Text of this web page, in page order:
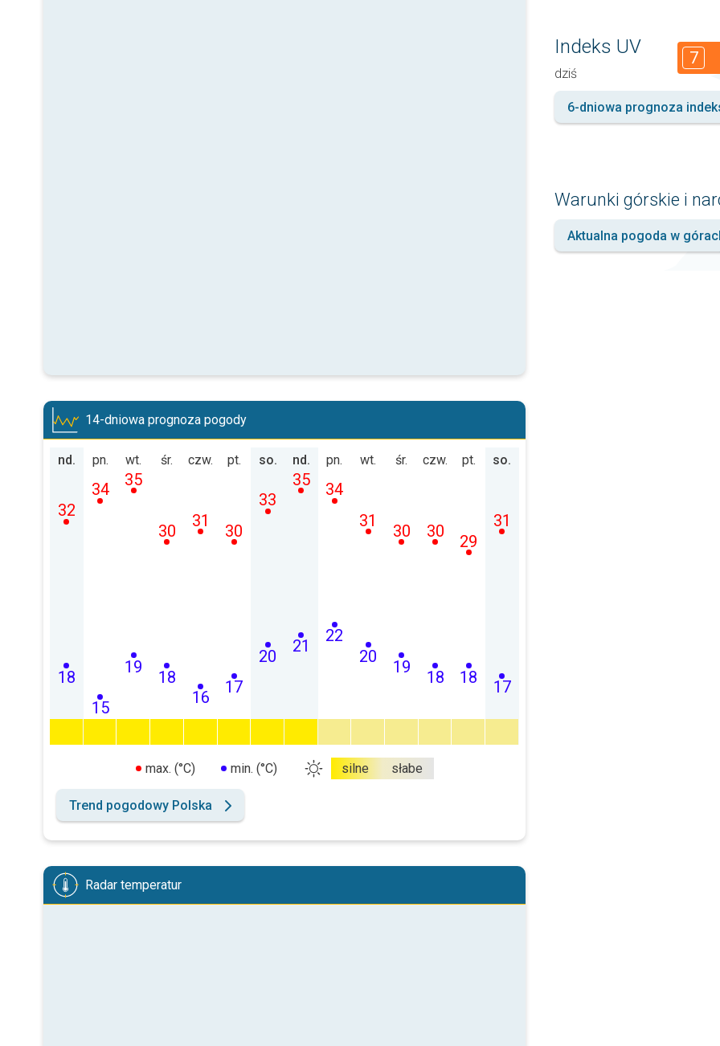
14-dniowa prognoza pogody
nd.
18
32
pn.
15
34
wt.
19
35
śr.
18
30
czw.
16
31
pt.
17
30
so.
20
33
nd.
21
35
pn.
22
34
wt.
20
31
śr.
19
30
czw.
18
30
pt.
18
29
so.
17
31
max. (°C) min. (°C) silne słabe
Trend pogodowy Polska
Radar temperatur
Indeks UV
dziś
7
6-dniowa prognoza
Warunki górskie i
Aktualna pogoda w